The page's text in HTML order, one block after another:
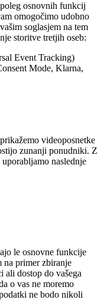
osnovnih funkcij
omogočimo udobno
soglasjem na tem
storitve tretjih oseb:
Event Tracking)
Mode, Klarna,
videoposnetke
zunanji ponudniki. Z
naslednje
le osnovne funkcije
na primer zbiranje
dostop do vašega
o vas ne moremo
ne bodo nikoli